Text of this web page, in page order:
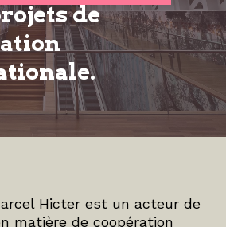
de
Hicter est un acteur de
matière de coopération